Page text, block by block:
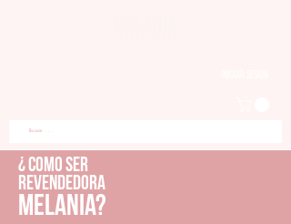
¿ como ser
revendedora
melania?